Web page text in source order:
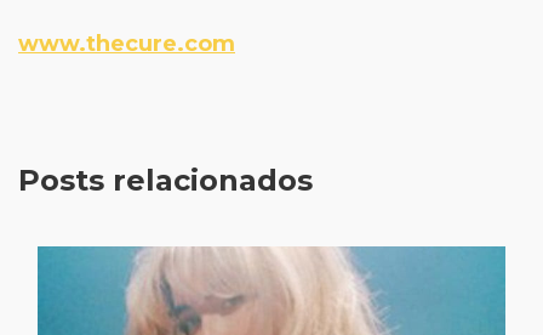
www.thecure.com
Posts relacionados